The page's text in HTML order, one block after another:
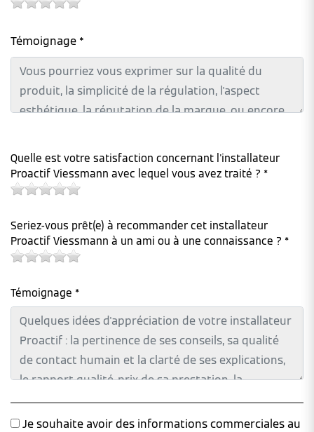
Témoignage *
Quelle est votre satisfaction concernant l'installateur
Proactif Viessmann avec lequel vous avez traité ? *
Seriez-vous prêt(e) à recommander cet installateur
Proactif Viessmann à un ami ou à une connaissance ? *
Témoignage *
Je souhaite avoir des informations commerciales au